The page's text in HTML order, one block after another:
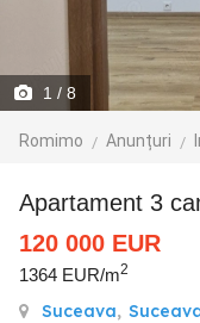
1 / 8
Romimo Anunțuri
apartament 3
120 000 EUR
1364 EUR/m2
Suceava,